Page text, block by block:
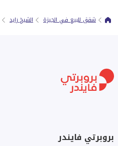
شقق للبيع في الجيزة الشيخ زايد
بروبرتي فايندر